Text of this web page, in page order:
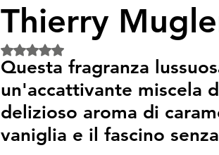
Thierry
Valutazione NaN stelle su 5.
Questa fragranza
un'accattivante miscela
delizioso aroma di
vaniglia e il fascino